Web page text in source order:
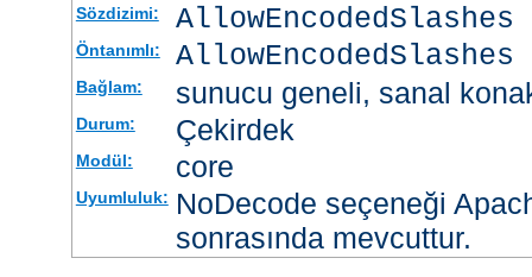
Sözdizimi: AllowEncodedSlashes
Öntanımlı:
Bağlam: sunucu geneli, sanal
Durum: Çekirdek
Modül: core
Uyumluluk: NoDecode seçeneği
sonrasında mevcuttur.